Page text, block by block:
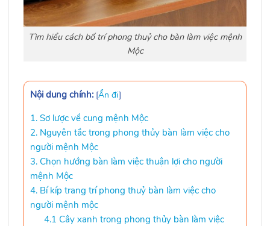
Tìm hiểu cách bố trí phong thuỷ cho bàn làm việc mệnh
Mộc
Nội dung chính: [Ẩn đi]
1. Sơ lược về cung mệnh Mộc
2. Nguyên tắc trong phong thủy bàn làm việc cho
người mệnh Mộc
3. Chọn hướng bàn làm việc thuận lợi cho người
mệnh Mộc
4. Bí kíp trang trí phong thuỷ bàn làm việc cho
người mệnh mộc
4.1 Cây xanh trong phong thủy bàn làm việc